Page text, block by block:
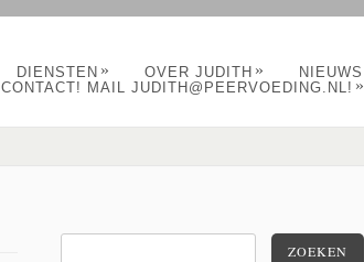
DIENSTEN » OVER JUDITH »
NIEUWS
CONTACT! MAIL JUDITH@PEERVOEDING.NL! »
ZOEKEN